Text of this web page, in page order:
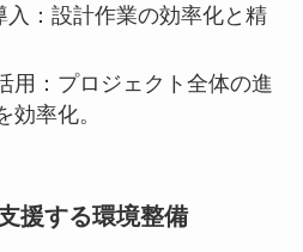
入：設計作業の効率化と精
用：プロジェクト全体の進
効率化。
援する環境整備